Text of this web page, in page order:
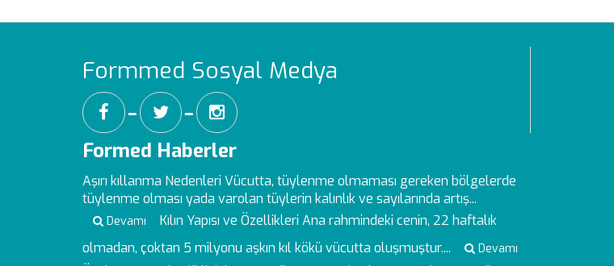
Formmed Sosyal Medya
━ ━
Formed Haberler
Aşırı kıllanma Nedenleri Vücutta, tüylenme olmaması gereken bölgelerde
tüylenme olması yada varolan tüylerin kalınlık ve sayılarında artış...
Devamı Kılın Yapısı ve Özellikleri Ana rahmindeki cenin, 22 haftalık
olmadan, çoktan 5 milyonu aşkın kıl kökü vücutta oluşmuştur....
Devamı